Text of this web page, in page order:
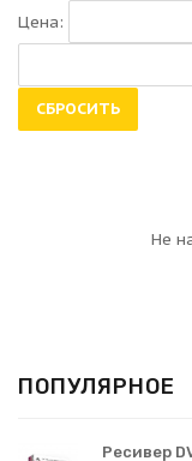
Цена:
СБРОСИТЬ
Не
ПОПУЛЯРНОЕ
Ресивер